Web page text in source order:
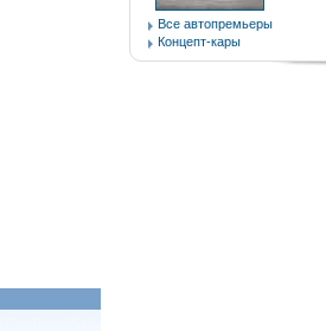
Все автопремьеры
Концепт-кары